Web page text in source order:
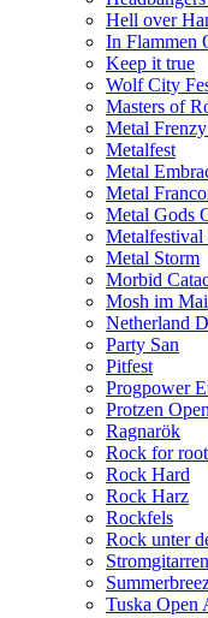
Hell over
In Flammen
Keep it true
Wolf City
Masters of
Metal
Metalfest
Metal
Metal
Metal Gods
Metal Storm
Morbid
Mosh im Mai
Netherland
Party San
Pitfest
Progpower
Protzen
Ragnarök
Rock for
Rock Hard
Rock Harz
Rockfels
Rock unter
Tuska Open